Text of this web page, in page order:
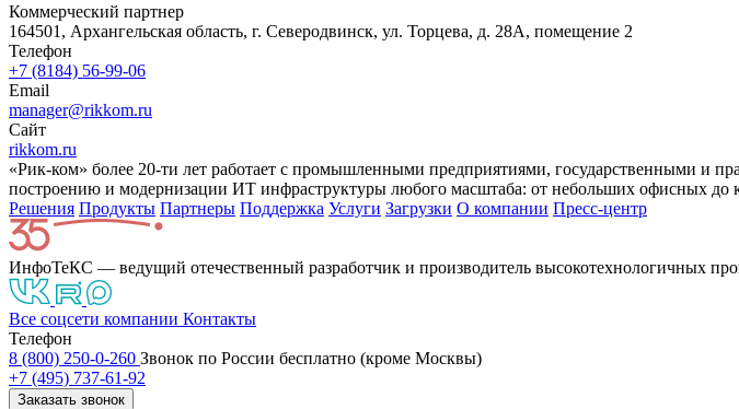
Коммерческий партнер
164501, Архангельская область, г. Северодвинск, ул. Торцева, д. 28А, помещение 2
Телефон
+7 (8184) 56-99-06
Email
manager@rikkom.ru
Сайт
rikkom.ru
«Рик-ком» более 20-ти лет работает с промышленными предприятиями, государственными и
построению и модернизации ИТ инфраструктуры любого масштаба: от небольших офисных до
Решения Продукты Партнeры Поддержка Услуги Загрузки О компании Пресс-центр
ИнфоТеКС — ведущий отечественный разработчик и производитель высокотехнологичных
Все соцсети компании Контакты
Телефон
8 (800) 250-0-260 Звонок по России бесплатно (кроме Москвы)
+7 (495) 737-61-92
Заказать звонок